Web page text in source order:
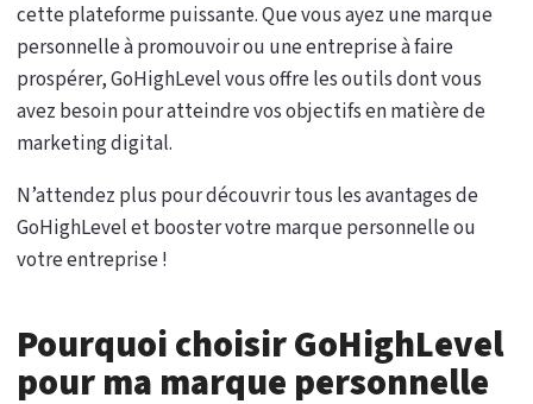
cette plateforme puissante. Que vous ayez une marque
personnelle à promouvoir ou une entreprise à faire
prospérer, GoHighLevel vous offre les outils dont vous
avez besoin pour atteindre vos objectifs en matière de
marketing digital.
N’attendez plus pour découvrir tous les avantages de
GoHighLevel et booster votre marque personnelle ou
votre entreprise !
Pourquoi choisir GoHighLevel
pour ma marque personnelle